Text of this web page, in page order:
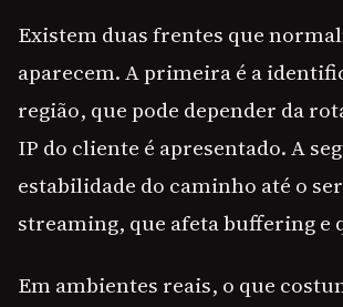
Existem duas frentes que
aparecem. A primeira é a
região, que pode depender da
IP do cliente é apresentado. A
estabilidade do caminho até o
streaming, que afeta buffering e
Em ambientes reais, o que